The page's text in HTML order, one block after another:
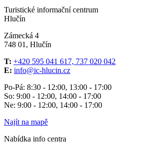
Turistické informační centrum
Hlučín
Zámecká 4
748 01, Hlučín
T: +420 595 041 617, 737 020 042
E: info@ic-hlucin.cz
Po-Pá: 8:30 - 12:00, 13:00 - 17:00
So: 9:00 - 12:00, 14:00 - 17:00
Ne: 9:00 - 12:00, 14:00 - 17:00
Najít na mapě
Nabídka info centra